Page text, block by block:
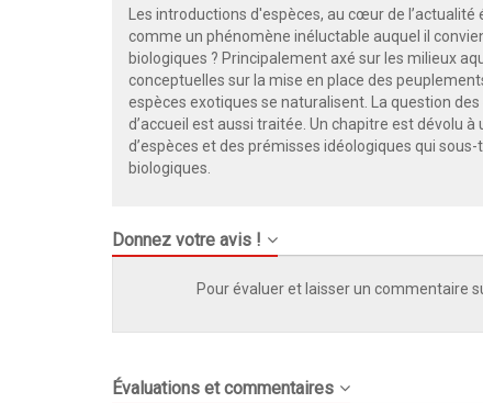
Les introductions d'espèces, au cœur de
comme un phénomène inéluctable auquel il
biologiques ? Principalement axé sur les milieux
conceptuelles sur la mise en place des
espèces exotiques se naturalisent. La question
d’accueil est aussi traitée. Un chapitre est dévolu
d’espèces et des prémisses idéologiques qui
biologiques.
Donnez votre avis !
Pour évaluer et laisser un commentaire
Évaluations et commentaires